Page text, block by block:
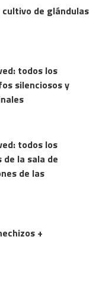
cultivo de glándulas
todos los
silenciosos y
todos los
la sala de
de las
+